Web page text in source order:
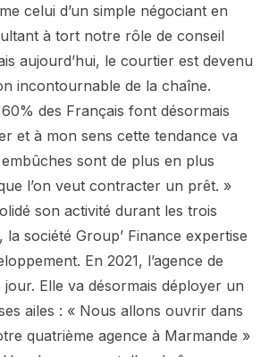
celui d’un simple négociant en
à tort notre rôle de conseil
aujourd’hui, le courtier est devenu
incontournable de la chaîne.
60% des Français font désormais
et à mon sens cette tendance va
sont de plus en plus
l’on veut contracter un prêt. »
son activité durant les trois
la société Group’ Finance expertise
En 2021, l’agence de
Elle va désormais déployer un
ailes : « Nous allons ouvrir dans
quatrième agence à Marmande »